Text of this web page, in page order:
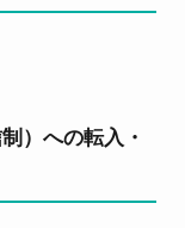
）への転入・